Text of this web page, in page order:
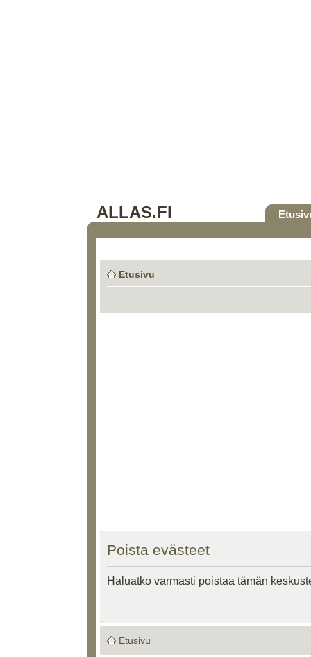
ALLAS.FI
Etusivu
Poista evästeet
Haluatko varmasti poistaa tämän
Etusivu